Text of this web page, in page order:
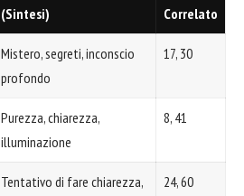
(Sintesi)
Correlato
Mistero, segreti, inconscio
profondo
17, 30
Purezza, chiarezza,
illuminazione
8, 41
Tentativo di fare chiarezza,
24, 60